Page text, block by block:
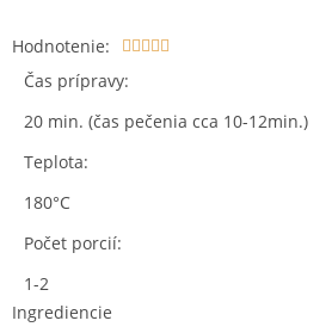
Hodnotenie:     
Čas prípravy:
20 min. (čas pečenia cca 10-12min.)
Teplota:
180°C
Počet porcií:
1-2
Ingrediencie